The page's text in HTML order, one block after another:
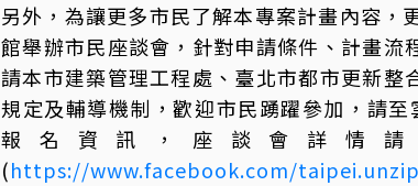
另外，為讓更多市民了解本專案計畫內容
館舉辦市民座談會，針對申請條件、計畫
請本市建築管理工程處、臺北市都市更新
規定及輔導機制，歡迎市民踴躍參加，請至
報名資訊，座談會詳情
(https://www.facebook.com/taipei.unzip